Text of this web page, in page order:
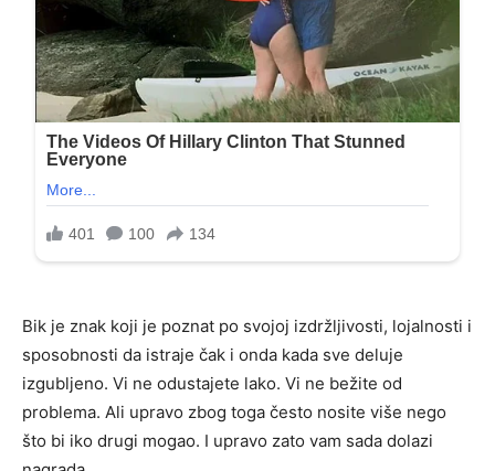
Bik je znak koji je poznat po svojoj izdržljivosti, lojalnosti i
sposobnosti da istraje čak i onda kada sve deluje
izgubljeno. Vi ne odustajete lako. Vi ne bežite od
problema. Ali upravo zbog toga često nosite više nego
što bi iko drugi mogao. I upravo zato vam sada dolazi